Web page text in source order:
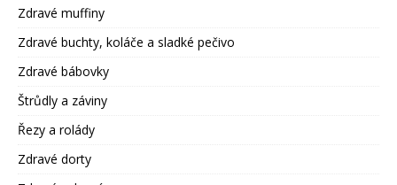
Zdravé muffiny
Zdravé buchty, koláče a sladké pečivo
Zdravé bábovky
Štrůdly a záviny
Řezy a rolády
Zdravé dorty